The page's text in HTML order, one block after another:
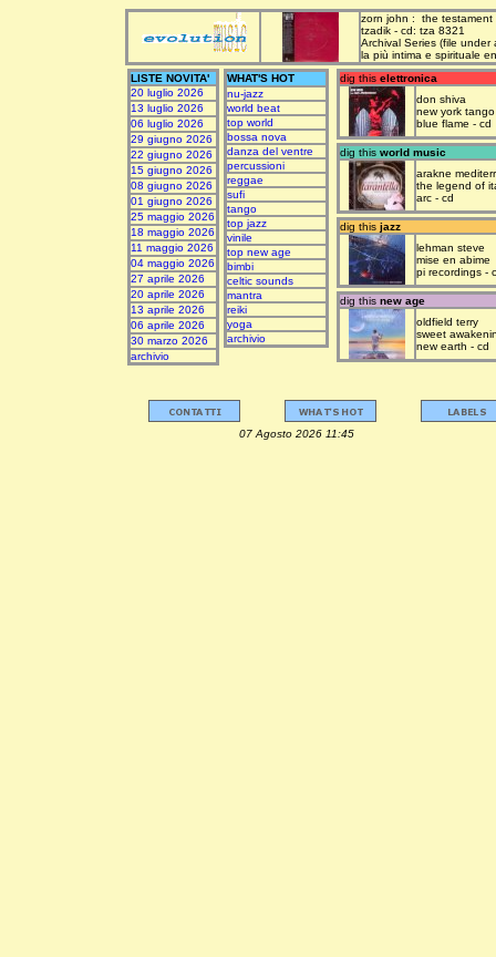
zorn john : the testament
tzadik - cd: tza 8321
Archival Series (file under
la più intima e spirituale
LISTE NOVITA'
20 luglio 2026
13 luglio 2026
06 luglio 2026
29 giugno 2026
22 giugno 2026
15 giugno 2026
08 giugno 2026
01 giugno 2026
25 maggio 2026
18 maggio 2026
11 maggio 2026
04 maggio 2026
27 aprile 2026
20 aprile 2026
13 aprile 2026
06 aprile 2026
30 marzo 2026
archivio
WHAT'S HOT
nu-jazz
world beat
top world
bossa nova
danza del ventre
percussioni
reggae
sufi
tango
top jazz
vinile
top new age
bimbi
celtic sounds
mantra
reiki
yoga
archivio
dig this elettronica
don shiva
new york tango
blue flame - cd
dig this world music
arakne
the legend of
arc - cd
dig this jazz
lehman steve
mise en abime
pi recordings -
dig this new age
oldfield terry
sweet
new earth - cd
07 Agosto 2026 11:45